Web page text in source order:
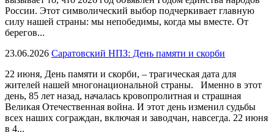
России. Этот символический выбор подчеркивает главную
силу нашей страны: мы непобедимы, когда мы вместе. От
берегов...
23.06.2026 Саратовский НПЗ: День памяти и скорби
22 июня, День памяти и скорби, – трагическая дата для
жителей нашей многонациональной страны. Именно в этот
день, 85 лет назад, началась кровопролитная и страшная
Великая Отечественная война. И этот день изменил судьбы
всех наших сограждан, включая и заводчан, навсегда. 22 июня
в 4...